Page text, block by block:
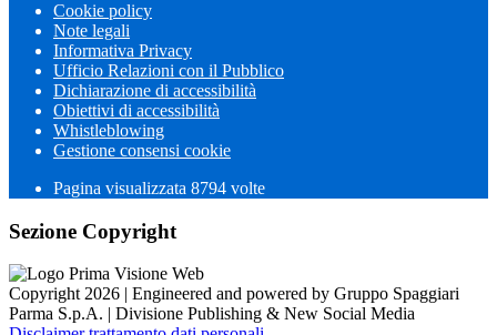
Cookie policy
Note legali
Informativa Privacy
Ufficio Relazioni con il Pubblico
Dichiarazione di accessibilità
Obiettivi di accessibilità
Whistleblowing
Gestione consensi cookie
Pagina visualizzata 8794 volte
Sezione Copyright
Copyright 2026 | Engineered and powered by Gruppo Spaggiari
Parma S.p.A. | Divisione Publishing & New Social Media